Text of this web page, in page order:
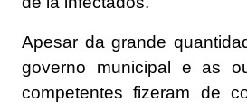
Apesar da grande
governo municipal e as
competentes fizeram de